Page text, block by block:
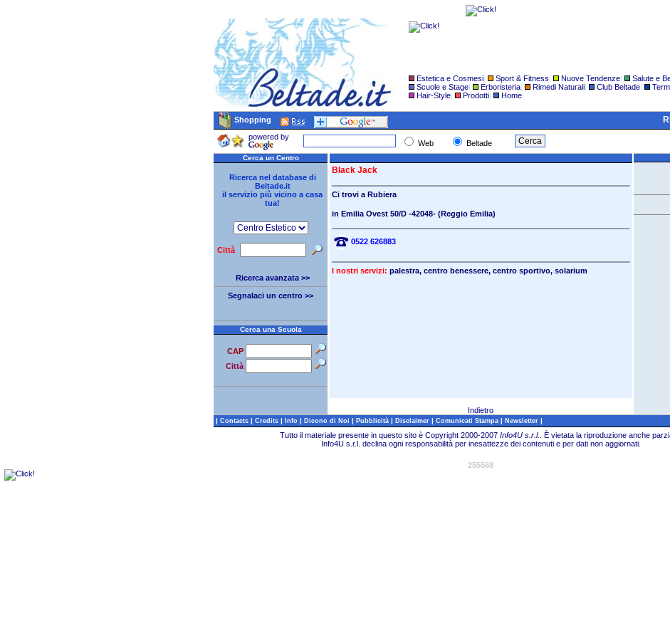
Estetica e Cosmesi| Sport & Fitness| Nuove Tendenze| Salute e
Scuole e Stage| Erboristeria| Rimedi Naturali| Club Beltade|
Hair-Style| Prodotti| Home|
Shopping
powered by
Web Beltade
Cerca un Centro
Ricerca nel database di
Beltade.it
il servizio più vicino a casa
tua!
Città
Ricerca avanzata >>
Segnalaci un centro >>
Cerca una Scuola
CAP
Città
Black Jack
Ci trovi a Rubiera
in Emilia Ovest 50/D-42048- (Reggio Emilia)
0522 626883
I nostri servizi: palestra, centro benessere, centro sportivo, solarium
Indietro
| Contacts | Credits | Info | Dicono di Noi | Pubblicità | Disclaimer | Comunicati Stampa | Newsletter |
Tutto il materiale presente in questo sito è Copyright 2000-2007 Info4U s.r.l.
È vietata la riproduzione anche
Info4U s.r.l. declina ogni responsabilità per inesattezze dei contenuti e per dati non aggiornati.
255568